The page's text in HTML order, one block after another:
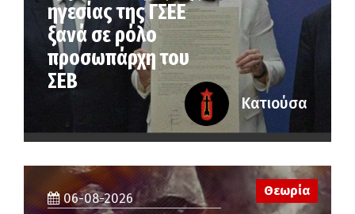
ηγεσίας της ΓΣΕΕ
ξανά σε ρόλο
προσωπάρχη του
ΣΕΒ
Κατιούσα
06-08-2026
Θεωρία